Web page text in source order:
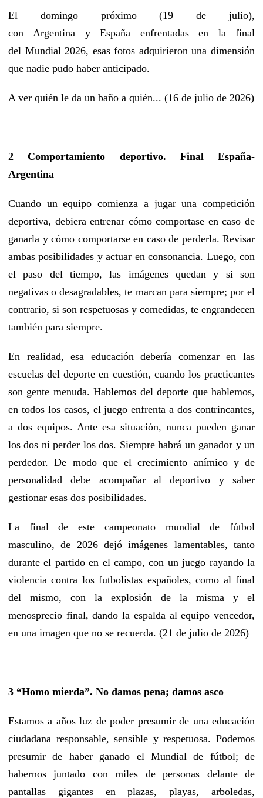
El domingo próximo (19 de julio),
con Argentina y España enfrentadas en la final
del Mundial 2026, esas fotos adquirieron una dimensión
que nadie pudo haber anticipado.
A ver quién le da un baño a quién... (16 de julio de 2026)
2 Comportamiento deportivo. Final España-
Argentina
Cuando un equipo comienza a jugar una competición
deportiva, debiera entrenar cómo comportase en caso de
ganarla y cómo comportarse en caso de perderla. Revisar
ambas posibilidades y actuar en consonancia. Luego, con
el paso del tiempo, las imágenes quedan y si son
negativas o desagradables, te marcan para siempre; por el
contrario, si son respetuosas y comedidas, te engrandecen
también para siempre.
En realidad, esa educación debería comenzar en las
escuelas del deporte en cuestión, cuando los practicantes
son gente menuda. Hablemos del deporte que hablemos,
en todos los casos, el juego enfrenta a dos contrincantes,
a dos equipos. Ante esa situación, nunca pueden ganar
los dos ni perder los dos. Siempre habrá un ganador y un
perdedor. De modo que el crecimiento anímico y de
personalidad debe acompañar al deportivo y saber
gestionar esas dos posibilidades.
La final de este campeonato mundial de fútbol
masculino, de 2026 dejó imágenes lamentables, tanto
durante el partido en el campo, con un juego rayando la
violencia contra los futbolistas españoles, como al final
del mismo, con la explosión de la misma y el
menosprecio final, dando la espalda al equipo vencedor,
en una imagen que no se recuerda. (21 de julio de 2026)
3 “Homo mierda”. No damos pena; damos asco
Estamos a años luz de poder presumir de una educación
ciudadana responsable, sensible y respetuosa. Podemos
presumir de haber ganado el Mundial de fútbol; de
habernos juntado con miles de personas delante de
pantallas gigantes en plazas, playas, arboledas,